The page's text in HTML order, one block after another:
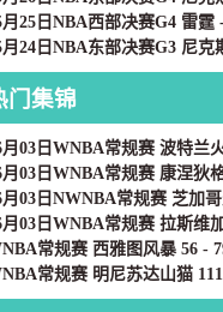
门集锦